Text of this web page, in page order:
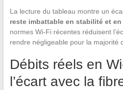
La lecture du tableau montre un
reste imbattable en stabilité et
normes Wi-Fi récentes réduisent
rendre négligeable pour la majorité
Débits réels en
l’écart avec la